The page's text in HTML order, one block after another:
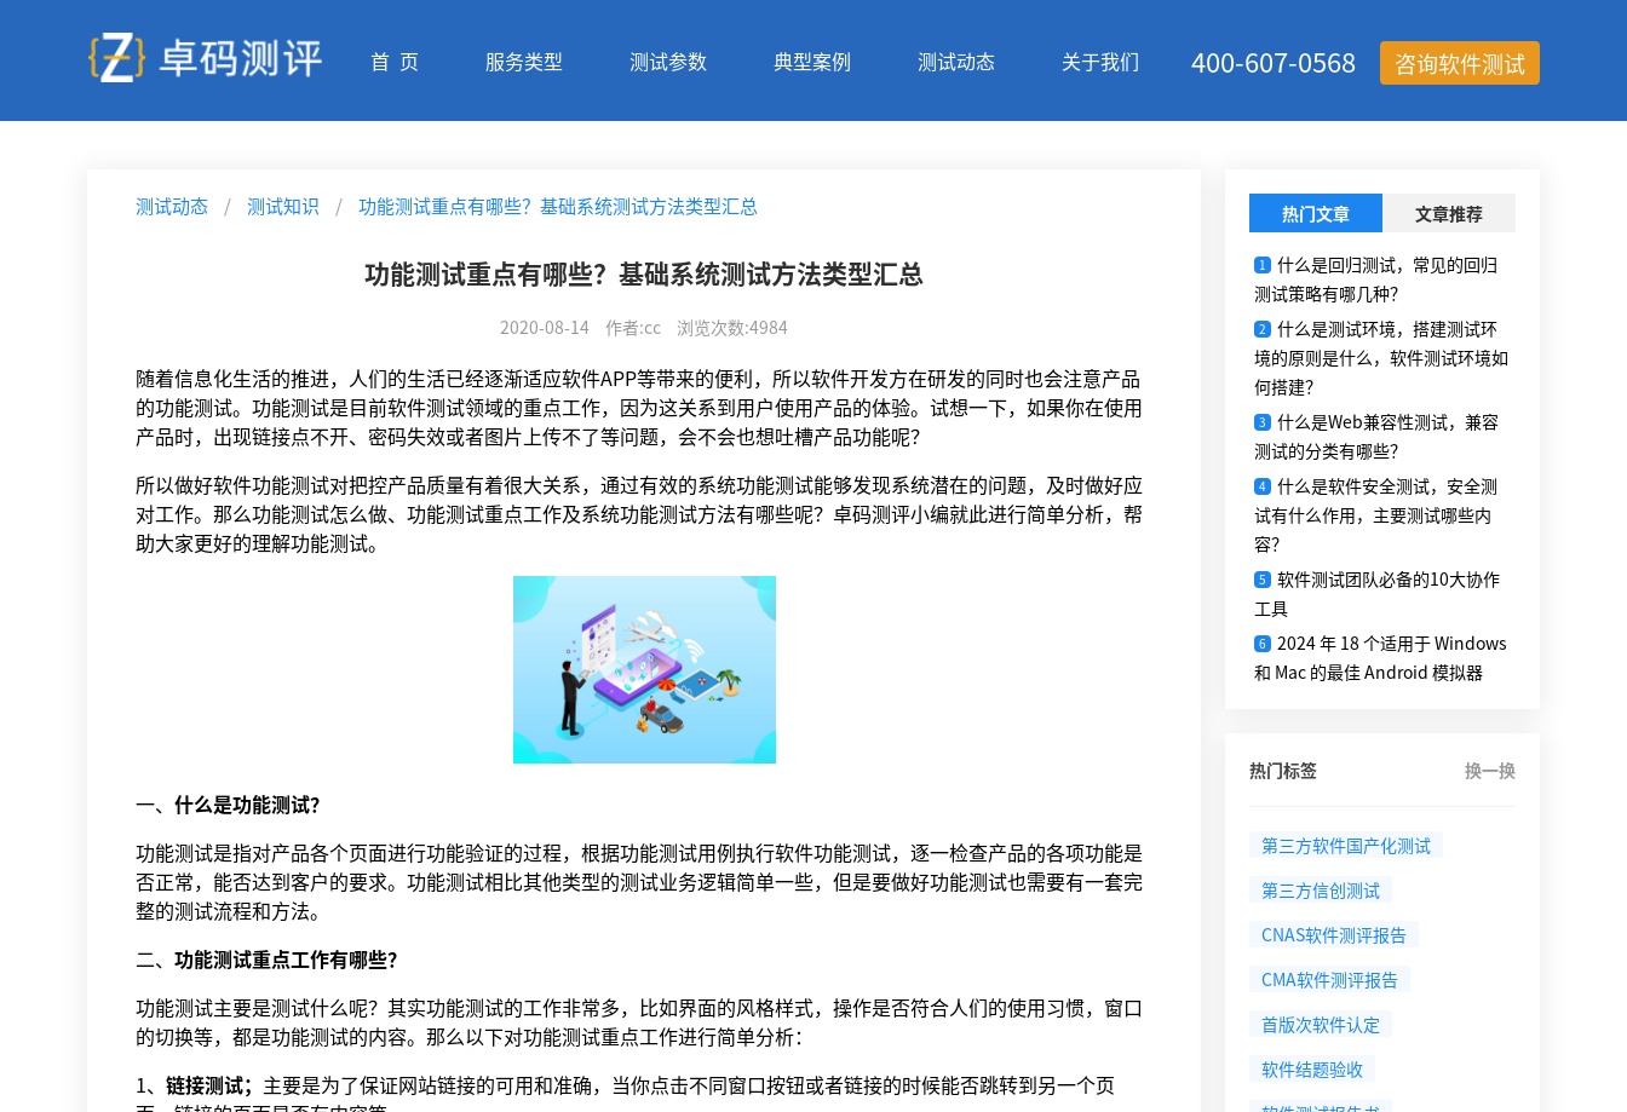
首 页 服务类型 测试参数 典型案例 测试动态 关于我们 咨询软件测试
400-607-0568
测试动态 / 测试知识 / 功能测试重点有哪些？基础系统测试方法类型汇总
功能测试重点有哪些？基础系统测试方法类型汇总
2020-08-14 作者:cc 浏览次数:4984
随着信息化生活的推进，人们的生活已经逐渐适应软件APP等带来的便利，所以软件开发方在研发的同时也会注意产品
的功能测试。功能测试是目前软件测试领域的重点工作，因为这关系到用户使用产品的体验。试想一下，如果你在使用
产品时，出现链接点不开、密码失效或者图片上传不了等问题，会不会也想吐槽产品功能呢？
所以做好软件功能测试对把控产品质量有着很大关系，通过有效的系统功能测试能够发现系统潜在的问题，及时做好应
对工作。那么功能测试怎么做、功能测试重点工作及系统功能测试方法有哪些呢？卓码测评小编就此进行简单分析，帮
助大家更好的理解功能测试。
一、 什么是功能测试？
功能测试是指对产品各个页面进行功能验证的过程，根据功能测试用例执行软件功能测试，逐一检查产品的各项功能是
否正常，能否达到客户的要求。功能测试相比其他类型的测试业务逻辑简单一些，但是要做好功能测试也需要有一套完
整的测试流程和方法。
二、 功能测试重点工作有哪些？
功能测试主要是测试什么呢？其实功能测试的工作非常多，比如界面的风格样式，操作是否符合人们的使用习惯，窗口
的切换等，都是功能测试的内容。那么以下对功能测试重点工作进行简单分析：
1、 链接测试； 主要是为了保证网站链接的可用和准确，当你点击不同窗口按钮或者链接的时候能否跳转到另一个页
热门文章 文章推荐
1
什么是回归测试，常见的回归
测试策略有哪几种？
2
什么是测试环境，搭建测试环
境的原则是什么，软件测试环境如
何搭建？
3
什么是Web兼容性测试，兼容
测试的分类有哪些？
4 什么是软件安全测试，安全测
试有什么作用，主要测试哪些内
容？
5
软件测试团队必备的10大协作
工具
6
2024 年 18 个适用于 Windows
和 Mac 的最佳 Android 模拟器
热门标签 换一换
第三方软件国产化测试
第三方信创测试
CNAS软件测评报告
CMA软件测评报告
首版次软件认定
软件结题验收